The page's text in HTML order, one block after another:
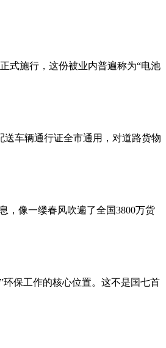
式施行，这份被业内普遍称为“电池
车辆通行证全市通用，对道路货物
，像一缕春风吹遍了全国3800万货
保工作的核心位置。这不是国七首